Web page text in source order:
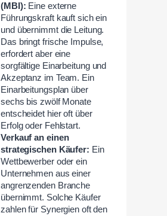
(MBI): Eine externe
Führungskraft kauft sich ein
und übernimmt die Leitung.
Das bringt frische Impulse,
erfordert aber eine
sorgfältige Einarbeitung und
Akzeptanz im Team. Ein
Einarbeitungsplan über
sechs bis zwölf Monate
entscheidet hier oft über
Erfolg oder Fehlstart.
Verkauf an einen
strategischen Käufer: Ein
Wettbewerber oder ein
Unternehmen aus einer
angrenzenden Branche
übernimmt. Solche Käufer
zahlen für Synergien oft den